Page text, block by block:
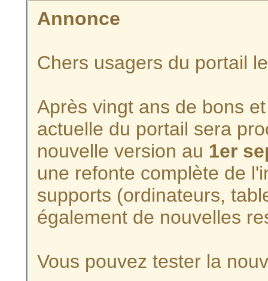
Annonce
Chers usagers du portail
Après vingt ans de bons
actuelle du portail sera
nouvelle version au 1er
une refonte complète de
supports (ordinateurs,
également de nouvelles
Vous pouvez tester la